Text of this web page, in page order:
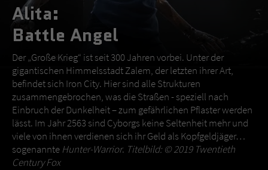
Alita:
Battle Angel
Der „Große Krieg“ ist seit 300 Jahren vorbei. Unter der
gigantischen Himmelsstadt Zalem, der letzten ihrer Art,
befindet sich Iron City. Hier sind alle Strukturen
zusammengebrochen, was die Straßen - speziell nach
Einbruch der Dunkelheit – zum gefährlichen Pflaster werden
lässt. Im Jahr 2563 sind Cyborgs keine Seltenheit mehr und
viele von ihnen verdienen sich ihr Geld als Kopfgeldjäger…
sogenannte Hunter-Warrior. Titelbild: © 2019 Twentieth
Century Fox